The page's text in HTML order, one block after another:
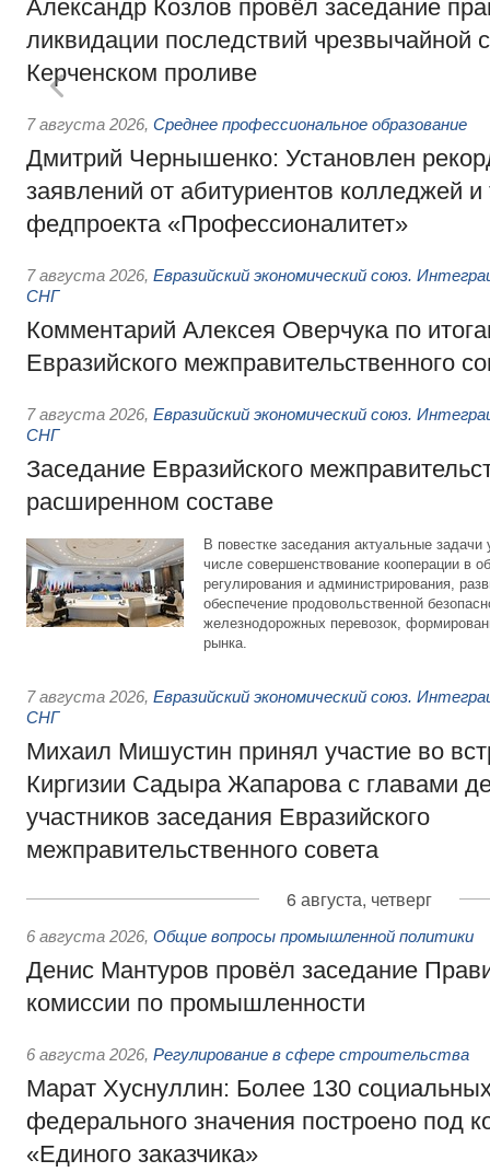
Александр Козлов провёл заседание
ликвидации последствий чрезвычайной
Керченском проливе
7 августа 2026, Среднее профессиональное образование
Дмитрий Чернышенко: Установлен
заявлений от абитуриентов колледжей и
федпроекта «Профессионалитет»
7 августа 2026, Евразийский экономический союз.
СНГ
Комментарий Алексея Оверчука по
Евразийского межправительственного
7 августа 2026, Евразийский экономический союз.
СНГ
Заседание Евразийского
расширенном составе
В повестке заседания актуальные задачи
числе совершенствование кооперации в
регулирования и администрирования,
обеспечение продовольственной
железнодорожных перевозок,
рынка.
7 августа 2026, Евразийский экономический союз.
СНГ
Михаил Мишустин принял участие во
Киргизии Садыра Жапарова с главами
участников заседания Евразийского
межправительственного совета
6 августа, четверг
6 августа 2026, Общие вопросы промышленной политики
Денис Мантуров провёл заседание
комиссии по промышленности
6 августа 2026, Регулирование в сфере строительства
Марат Хуснуллин: Более 130
федерального значения построено под
«Единого заказчика»